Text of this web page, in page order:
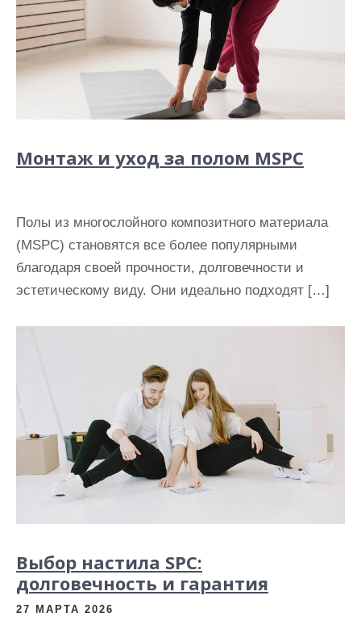
Монтаж и уход за полом MSPC
Полы из многослойного композитного материала
(MSPC) становятся все более популярными
благодаря своей прочности, долговечности и
эстетическому виду. Они идеально подходят […]
Выбор настила SPC:
долговечность и гарантия
27 МАРТА 2026